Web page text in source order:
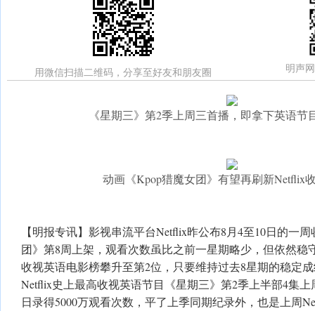
用微信扫描二维码，分享至好友和朋友圈 明声
《星期三》第2季上周三首播，即拿下英语节
动画《Kpop猎魔女团》有望再刷新Netflix
【明报专讯】影视串流平台Netflix昨公布8月4至10日的一
团》第8周上架，观看次数虽比之前一星期略少，但依然稳
收视英语电影榜攀升至第2位，只要维持过去8星期的稳定
Netflix史上最高收视英语节目《星期三》第2季上半部4集
日录得5000万观看次数，平了上季同期纪录外，也是上周